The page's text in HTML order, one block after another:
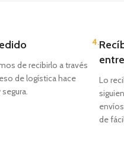
de recibirlo a través
de logística hace
4.
Lo
de